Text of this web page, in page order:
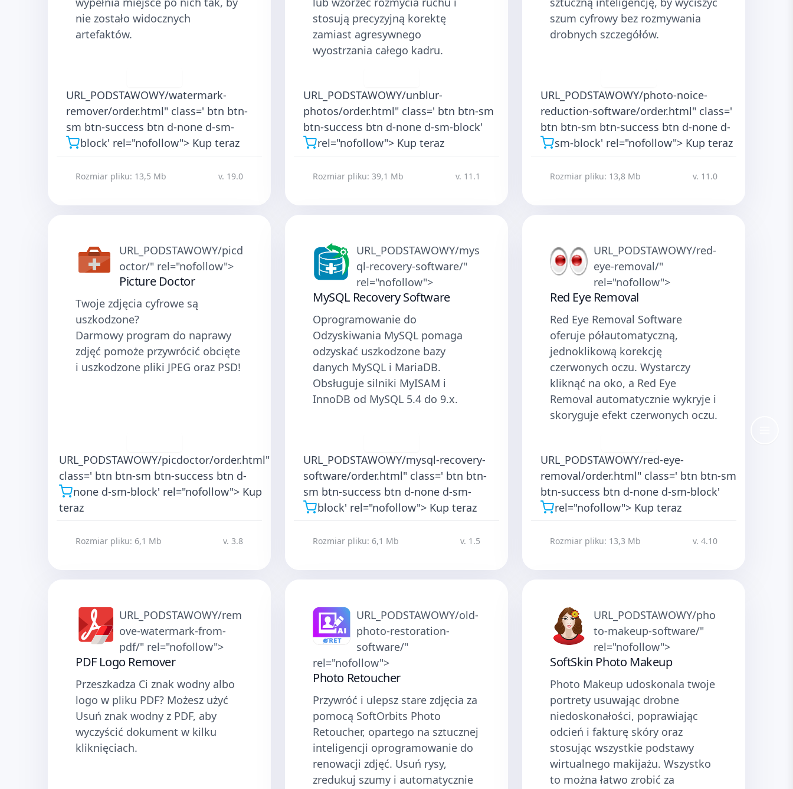
nie zostało widocznych
artefaktów.
URL_PODSTAWOWY/watermark-
remover/order.html" class=' btn btn-
sm btn-success btn d-none d-sm-
block' rel="nofollow"> Kup teraz
Rozmiar pliku: 13,5 Mb v. 19.0
stosują precyzyjną korektę
zamiast agresywnego
wyostrzania całego kadru.
URL_PODSTAWOWY/unblur-
photos/order.html" class=' btn btn-sm
btn-success btn d-none d-sm-block'
rel="nofollow">Kup teraz
Rozmiar pliku: 39,1 Mb v. 11.1
szum cyfrowy bez rozmywania
drobnych szczegółów.
URL_PODSTAWOWY/photo-noice-
reduction-software/order.html" class='
btn btn-sm btn-success btn d-none d-
sm-block' rel="nofollow">Kup teraz
Rozmiar pliku: 13,8 Mb v. 11.0
URL_PODSTAWOWY/picd
octor/" rel="nofollow">
Picture Doctor
Twoje zdjęcia cyfrowe są
uszkodzone?
Darmowy program do naprawy
zdjęć pomoże przywrócić obcięte
i uszkodzone pliki JPEG oraz PSD!
URL_PODSTAWOWY/picdoctor/order.html"
class=' btn btn-sm btn-success btn d-
none d-sm-block' rel="nofollow">Kup
teraz
Rozmiar pliku: 6,1 Mb v. 3.8
URL_PODSTAWOWY/mys
ql-recovery-software/"
rel="nofollow">
MySQL Recovery Software
Oprogramowanie do
Odzyskiwania MySQL pomaga
odzyskać uszkodzone bazy
danych MySQL i MariaDB.
Obsługuje silniki MyISAM i
InnoDB od MySQL 5.4 do 9.x.
URL_PODSTAWOWY/mysql-recovery-
software/order.html" class=' btn btn-
sm btn-success btn d-none d-sm-
block' rel="nofollow">Kup teraz
Rozmiar pliku: 6,1 Mb v. 1.5
URL_PODSTAWOWY/red-
eye-removal/"
rel="nofollow">
Red Eye Removal
Red Eye Removal Software
oferuje półautomatyczną,
jednoklikową korekcję
czerwonych oczu. Wystarczy
kliknąć na oko, a Red Eye
Removal automatycznie wykryje i
skoryguje efekt czerwonych oczu.
URL_PODSTAWOWY/red-eye-
removal/order.html" class=' btn btn-sm
btn-success btn d-none d-sm-block'
rel="nofollow">Kup teraz
Rozmiar pliku: 13,3 Mb v. 4.10
URL_PODSTAWOWY/rem
ove-watermark-from-
pdf/" rel="nofollow">
PDF Logo Remover
Przeszkadza Ci znak wodny albo
logo w pliku PDF? Możesz użyć
Usuń znak wodny z PDF, aby
wyczyścić dokument w kilku
kliknięciach.
URL_PODSTAWOWY/old-
photo-restoration-
software/"
rel="nofollow">
Photo Retoucher
Przywróć i ulepsz stare zdjęcia za
pomocą SoftOrbits Photo
Retoucher, opartego na sztucznej
inteligencji oprogramowanie do
renowacji zdjęć. Usuń rysy,
zredukuj szumy i automatycznie
URL_PODSTAWOWY/pho
to-makeup-software/"
rel="nofollow">
SoftSkin Photo Makeup
Photo Makeup udoskonala twoje
portrety usuwając drobne
niedoskonałości, poprawiając
odcień i fakturę skóry oraz
stosując wszystkie podstawy
wirtualnego makijażu. Wszystko
to można łatwo zrobić za